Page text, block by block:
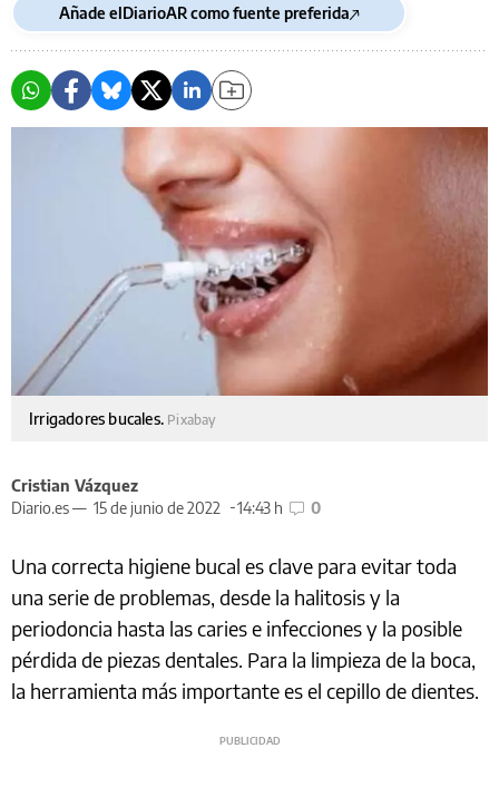
Añade elDiarioAR como fuente preferida
Irrigadores bucales. Pixabay
Cristian Vázquez
Diario.es — 15 de junio de 2022 14:43 h 0
Una correcta higiene bucal es clave para evitar toda
una serie de problemas, desde la halitosis y la
periodoncia hasta las caries e infecciones y la posible
pérdida de piezas dentales. Para la limpieza de la boca,
la herramienta más importante es el cepillo de dientes.